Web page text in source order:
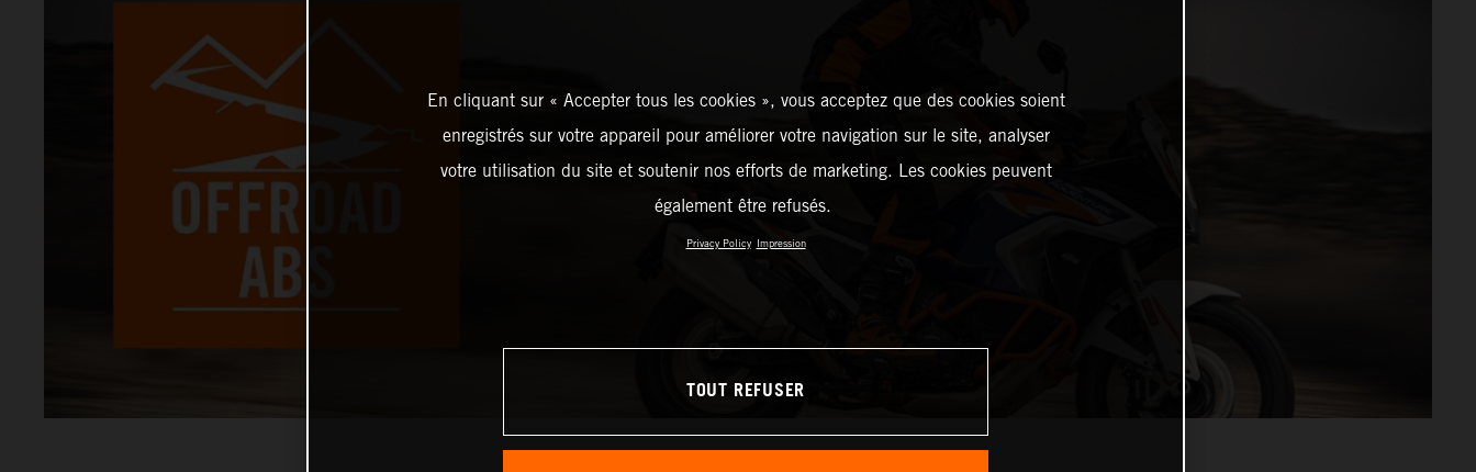
En cliquant sur « Accepter tous les cookies », vous acceptez que des cookies soient
enregistrés sur votre appareil pour améliorer votre navigation sur le site, analyser
votre utilisation du site et soutenir nos efforts de marketing. Les cookies peuvent
également être refusés.
Privacy Policy Impression
TOUT REFUSER